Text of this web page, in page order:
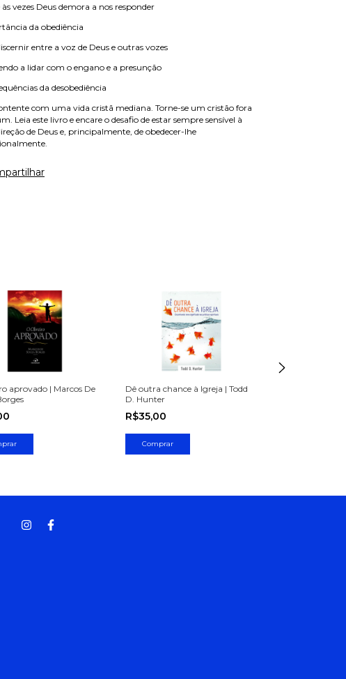
às vezes Deus demora a nos responder
da obediência
entre a voz de Deus e outras vozes
a lidar com o engano e a presunção
da desobediência
com uma vida cristã mediana. Torne-se um cristão fora
Leia este livro e encare o desafio de estar sempre sensível à
de Deus e, principalmente, de obedecer-lhe
aprovado | Marcos De
Dê outra chance à Igreja | Todd
D. Hunter
R$35,00